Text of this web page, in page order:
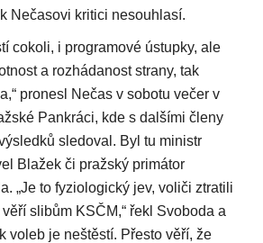
Nečasovi kritici nesouhlasí.
cokoli, i programové ústupky, ale
a rozhádanost strany, tak
pronesl Nečas v sobotu večer v
Pankráci, kde s dalšími členy
sledoval. Byl tu ministr
Blažek či pražský primátor
„Je to fyziologický jev, voliči ztratili
slibům KSČM,“ řekl Svoboda a
voleb je neštěstí. Přesto věří, že